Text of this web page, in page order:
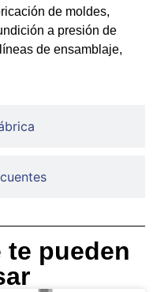
de moldes,
a presión de
de ensamblaje,
pueden